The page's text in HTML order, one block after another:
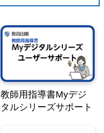
教師用指導書Myデジ
タルシリーズサポート